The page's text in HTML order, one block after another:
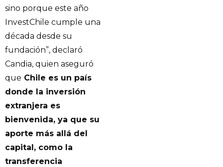
sino porque este año
InvestChile cumple una
década desde su
fundación”, declaró
Candia, quien aseguró
que Chile es un país
donde la inversión
extranjera es
bienvenida, ya que su
aporte más allá del
capital, como la
transferencia